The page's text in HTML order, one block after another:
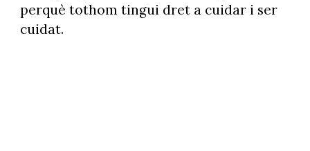
perquè tothom tingui dret a cuidar i ser
cuidat.